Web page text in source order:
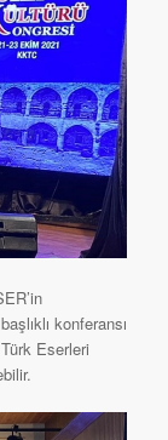
konferansı
Eserleri